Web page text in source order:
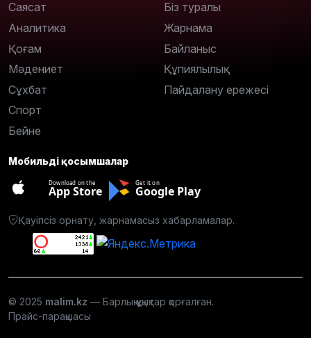
Саясат
Аналитика
Қоғам
Мәдениет
Сұхбат
Спорт
Бейне
Біз туралы
Жарнама
Байланыс
Құпиялылық
Пайдалану ережесі
Мобильді қосымшалар
Download on the
App Store
Get it on
Google Play
Қауіпсіз орнату, жарнамасыз хабарламалар.
© 2025 malim.kz — Барлық құқықтар қорғалған.
Прайс-парақшасы